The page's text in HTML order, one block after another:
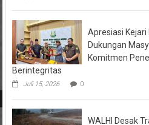
Apresiasi
Dukungan
Komitmen
Berintegritas
Juli 15, 2026 0
WALHI Desak